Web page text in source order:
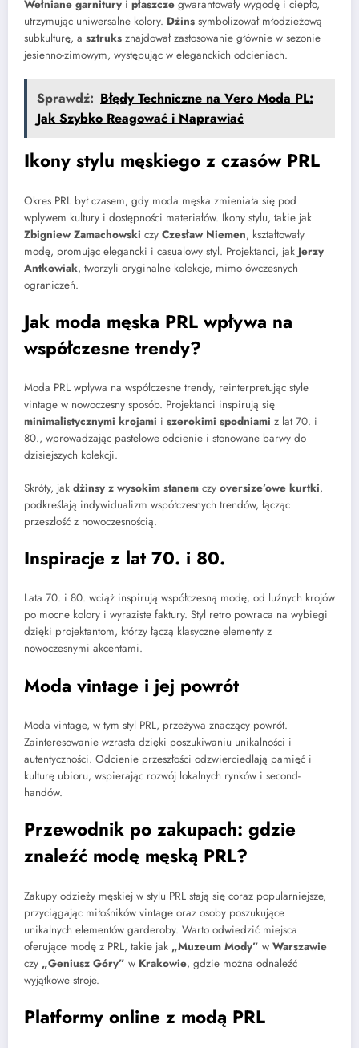
Wełniane garnitury i płaszcze gwarantowały wygodę i ciepło,
utrzymując uniwersalne kolory. Dżins symbolizował młodzieżową
subkulturę, a sztruks znajdował zastosowanie głównie w sezonie
jesienno-zimowym, występując w eleganckich odcieniach.
Sprawdź: Błędy Techniczne na Vero Moda PL:
Jak Szybko Reagować i Naprawiać
Ikony stylu męskiego z czasów PRL
Okres PRL był czasem, gdy moda męska zmieniała się pod
wpływem kultury i dostępności materiałów. Ikony stylu, takie jak
Zbigniew Zamachowski czy Czesław Niemen, kształtowały
modę, promując elegancki i casualowy styl. Projektanci, jak Jerzy
Antkowiak, tworzyli oryginalne kolekcje, mimo ówczesnych
ograniczeń.
Jak moda męska PRL wpływa na
współczesne trendy?
Moda PRL wpływa na współczesne trendy, reinterpretując style
vintage w nowoczesny sposób. Projektanci inspirują się
minimalistycznymi krojami i szerokimi spodniami z lat 70. i
80., wprowadzając pastelowe odcienie i stonowane barwy do
dzisiejszych kolekcji.
Skróty, jak dżinsy z wysokim stanem czy oversize’owe kurtki,
podkreślają indywidualizm współczesnych trendów, łącząc
przeszłość z nowoczesnością.
Inspiracje z lat 70. i 80.
Lata 70. i 80. wciąż inspirują współczesną modę, od luźnych krojów
po mocne kolory i wyraziste faktury. Styl retro powraca na wybiegi
dzięki projektantom, którzy łączą klasyczne elementy z
nowoczesnymi akcentami.
Moda vintage i jej powrót
Moda vintage, w tym styl PRL, przeżywa znaczący powrót.
Zainteresowanie wzrasta dzięki poszukiwaniu unikalności i
autentyczności. Odcienie przeszłości odzwierciedlają pamięć i
kulturę ubioru, wspierając rozwój lokalnych rynków i second-
handów.
Przewodnik po zakupach: gdzie
znaleźć modę męską PRL?
Zakupy odzieży męskiej w stylu PRL stają się coraz popularniejsze,
przyciągając miłośników vintage oraz osoby poszukujące
unikalnych elementów garderoby. Warto odwiedzić miejsca
oferujące modę z PRL, takie jak „Muzeum Mody” w Warszawie
czy „Geniusz Góry” w Krakowie, gdzie można odnaleźć
wyjątkowe stroje.
Platformy online z modą PRL